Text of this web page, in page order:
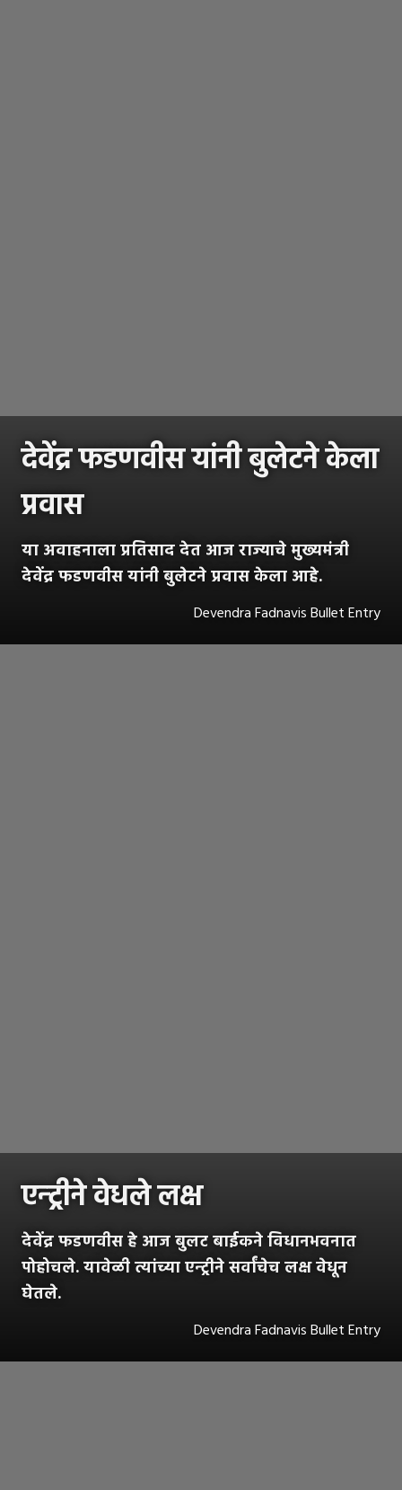
देवेंद्र फडणवीस यांनी बुलेटने केला
प्रवास
या अवाहनाला प्रतिसाद देत आज राज्याचे मुख्यमंत्री
देवेंद्र फडणवीस यांनी बुलेटने प्रवास केला आहे.
Devendra Fadnavis Bullet Entry
एन्ट्रीने वेधले लक्ष
देवेंद्र फडणवीस हे आज बुलट बाईकने विधानभवनात
पोहोचले. यावेळी त्यांच्या एन्ट्रीने सर्वांचेच लक्ष वेधून
घेतले.
Devendra Fadnavis Bullet Entry